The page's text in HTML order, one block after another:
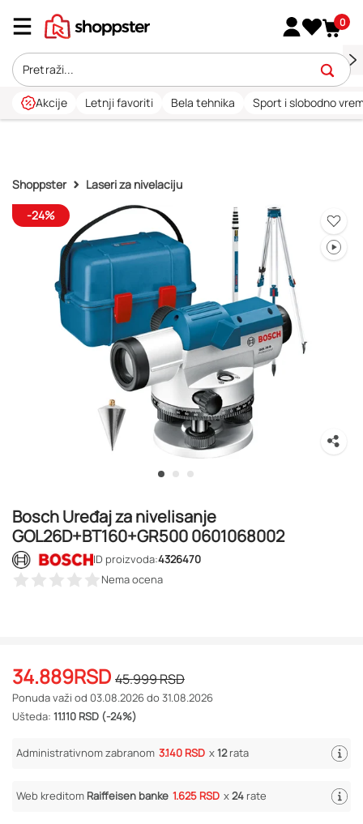
0
Akcije Letnji favoriti Bela tehnika Sport i slobodno
Shoppster
Laseri za nivelaciju
-24%
Bosch Uređaj za nivelisanje
GOL26D+BT160+GR500 0601068002
ID proizvoda:4326470
Nema ocena
34.889RSD 45.999RSD
Ponuda važi od 03.08.2026 do 31.08.2026
Ušteda: 11.110 RSD (-24%)
Administrativnom zabranom 3.140 RSD x12rata
Web kreditom Raiffeisen banke 1.625 RSD x24 rate